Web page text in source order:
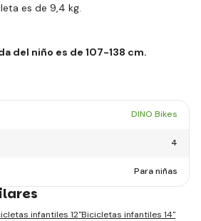
es de 9,4 kg.
del niño es de 107-138 cm.
DINO Bikes
4
Para niñas
infantiles 12"Bicicletas infantiles 14"